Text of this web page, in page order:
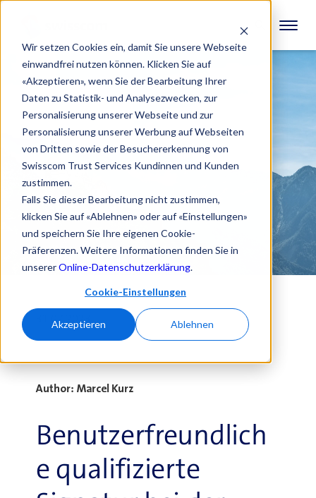
Wir setzen Cookies ein, damit Sie unsere Webseite
einwandfrei nutzen können. Klicken Sie auf
«Akzeptieren», wenn Sie der Bearbeitung Ihrer
Daten zu Statistik- und Analysezwecken, zur
Personalisierung unserer Webseite und zur
Personalisierung unserer Werbung auf Webseiten
von Dritten sowie der Besuchererkennung von
Swisscom Trust Services Kundinnen und Kunden
zustimmen.
Falls Sie dieser Bearbeitung nicht zustimmen,
klicken Sie auf «Ablehnen» oder auf «Einstellungen»
und speichern Sie Ihre eigenen Cookie-
Präferenzen. Weitere Informationen finden Sie in
unsererOnline-Datenschutzerklärung.
Cookie-Einstellungen
Akzeptieren Ablehnen
31.07.2023
Author: Marcel Kurz
Benutzerfreundlich
e qualifizierte